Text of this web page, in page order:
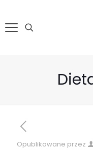
Opublikowane przez